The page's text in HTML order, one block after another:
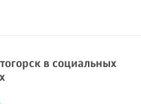
в социальных